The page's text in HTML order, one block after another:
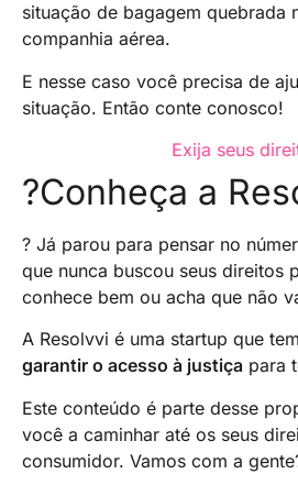
situação de bagagem quebrada
companhia aérea.
E nesse caso você precisa de
situação. Então conte conosco!
Exija seus
?Conheça a
? Já parou para pensar no
que nunca buscou seus direitos
conhece bem ou acha que não
A Resolvvi é uma startup que
garantir o acesso à justiça para
Este conteúdo é parte desse
você a caminhar até os seus
consumidor. Vamos com a